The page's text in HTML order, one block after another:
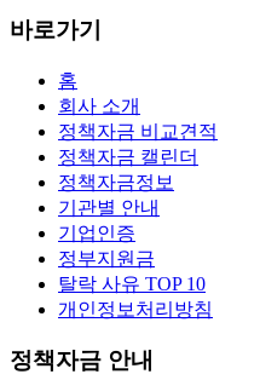
바로가기
홈
회사 소개
정책자금 비교견적
정책자금 캘린더
정책자금정보
기관별 안내
기업인증
정부지원금
탈락 사유 TOP 10
개인정보처리방침
정책자금 안내